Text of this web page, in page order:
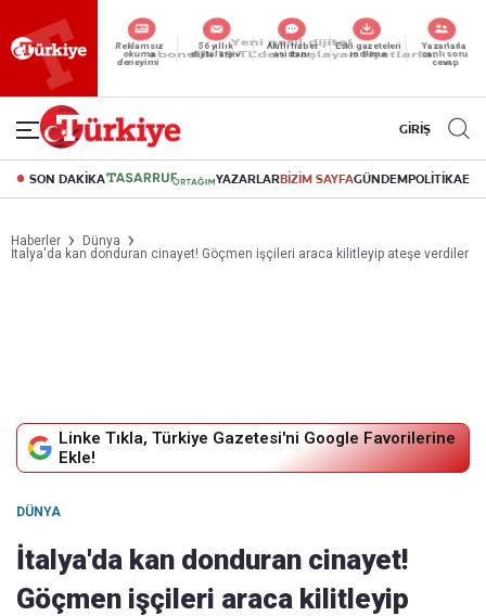
Reklamsız
okuma
deneyimi
56 yıllık
dijital arşiv
Akıllı haber
asistanı
Eski gazeteleri
indirme
Yazarlarla
canlı soru
cevap
GİRİŞ
SON DAKİKA YAZARLARBİZİM SAYFAGÜNDEMPOLİTİKA
Haberler
Dünya
İtalya'da kan donduran cinayet! Göçmen işçileri araca kilitleyip ateşe verdiler
Linke Tıkla, Türkiye Gazetesi'ni Google Favorilerine
Ekle!
DÜNYA
İtalya'da kan donduran cinayet!
Göçmen işçileri araca kilitleyip